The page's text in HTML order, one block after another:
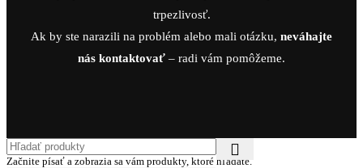
trpezlivosť.
Ak by ste narazili na problém alebo mali otázku, neváhajte
nás kontaktovať – radi vám pomôžeme.
Začnite písať a zobrazia sa vám produkty, ktoré hľadáte.